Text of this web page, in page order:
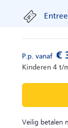
Veilig betalen